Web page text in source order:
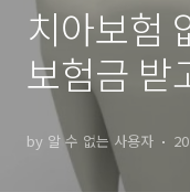
치아보험
보험금 받
(치조골
트 비용,
by 알 수 없는 사용자